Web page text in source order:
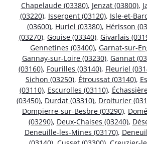
Chapelaude (03380), Jenzat (03800),
(03220), Isserpent (03120), Isle-et-
(03600), Huriel (03380), Hérisson
(03270), Gouise (03340), Givarlais
Gennetines (03400), Garnat-sur-
Gannay-sur-Loire (03230), Gannat
(03160), Fourilles (03140), Fleuriel
Sichon (03250), Étroussat (03140),
(03110), Escurolles (03110),
(03450), Durdat (03310), Droiturier
Dompierre-sur-Besbre (03290),
(03290), Deux-Chaises (03240),
Deneuille-les-Mines (03170),